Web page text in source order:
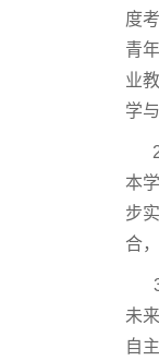
度
青
业
学
2
本
步
合
3
未
自